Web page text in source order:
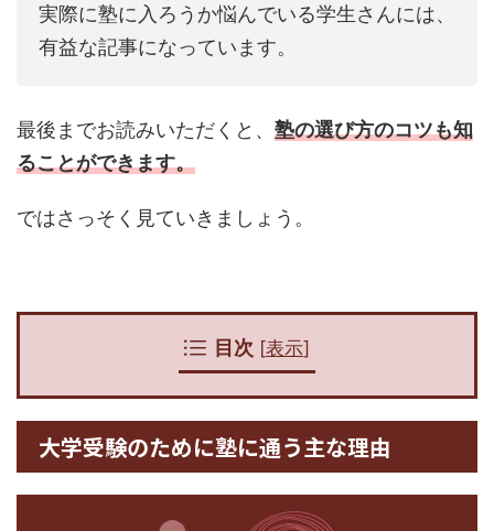
実際に塾に入ろうか悩んでいる学生さんには、
有益な記事になっています。
最後までお読みいただくと、 塾の選び方のコツも知
ることができます。
ではさっそく見ていきましょう。
目次 [表示]
大学受験のために塾に通う主な理由